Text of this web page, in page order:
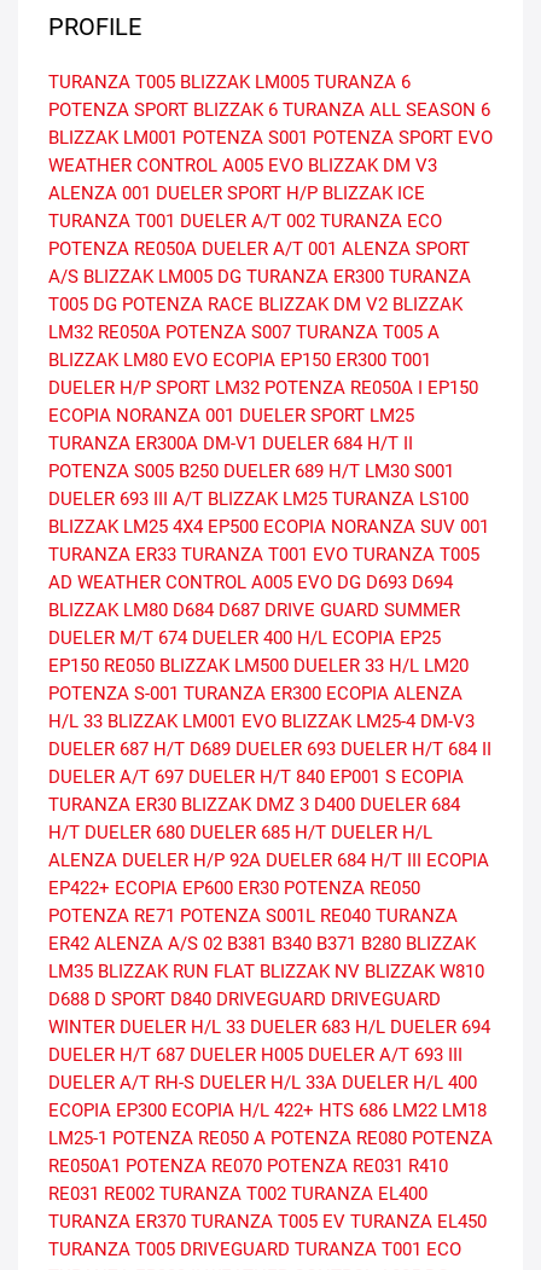
PROFILE
TURANZA T005 BLIZZAK LM005 TURANZA 6
POTENZA SPORT BLIZZAK 6 TURANZA ALL SEASON 6
BLIZZAK LM001 POTENZA S001 POTENZA SPORT EVO
WEATHER CONTROL A005 EVO BLIZZAK DM V3
ALENZA 001 DUELER SPORT H/P BLIZZAK ICE
TURANZA T001 DUELER A/T 002 TURANZA ECO
POTENZA RE050A DUELER A/T 001 ALENZA SPORT
A/S BLIZZAK LM005 DG TURANZA ER300 TURANZA
T005 DG POTENZA RACE BLIZZAK DM V2 BLIZZAK
LM32 RE050A POTENZA S007 TURANZA T005 A
BLIZZAK LM80 EVO ECOPIA EP150 ER300 T001
DUELER H/P SPORT LM32 POTENZA RE050A I EP150
ECOPIA NORANZA 001 DUELER SPORT LM25
TURANZA ER300A DM-V1 DUELER 684 H/T II
POTENZA S005 B250 DUELER 689 H/T LM30 S001
DUELER 693 III A/T BLIZZAK LM25 TURANZA LS100
BLIZZAK LM25 4X4 EP500 ECOPIA NORANZA SUV 001
TURANZA ER33 TURANZA T001 EVO TURANZA T005
AD WEATHER CONTROL A005 EVO DG D693 D694
BLIZZAK LM80 D684 D687 DRIVE GUARD SUMMER
DUELER M/T 674 DUELER 400 H/L ECOPIA EP25
EP150 RE050 BLIZZAK LM500 DUELER 33 H/L LM20
POTENZA S-001 TURANZA ER300 ECOPIA ALENZA
H/L 33 BLIZZAK LM001 EVO BLIZZAK LM25-4 DM-V3
DUELER 687 H/T D689 DUELER 693 DUELER H/T 684 II
DUELER A/T 697 DUELER H/T 840 EP001 S ECOPIA
TURANZA ER30 BLIZZAK DMZ 3 D400 DUELER 684
H/T DUELER 680 DUELER 685 H/T DUELER H/L
ALENZA DUELER H/P 92A DUELER 684 H/T III ECOPIA
EP422+ ECOPIA EP600 ER30 POTENZA RE050
POTENZA RE71 POTENZA S001L RE040 TURANZA
ER42 ALENZA A/S 02 B381 B340 B371 B280 BLIZZAK
LM35 BLIZZAK RUN FLAT BLIZZAK NV BLIZZAK W810
D688 D SPORT D840 DRIVEGUARD DRIVEGUARD
WINTER DUELER H/L 33 DUELER 683 H/L DUELER 694
DUELER H/T 687 DUELER H005 DUELER A/T 693 III
DUELER A/T RH-S DUELER H/L 33A DUELER H/L 400
ECOPIA EP300 ECOPIA H/L 422+ HTS 686 LM22 LM18
LM25-1 POTENZA RE050 A POTENZA RE080 POTENZA
RE050A1 POTENZA RE070 POTENZA RE031 R410
RE031 RE002 TURANZA T002 TURANZA EL400
TURANZA ER370 TURANZA T005 EV TURANZA EL450
TURANZA T005 DRIVEGUARD TURANZA T001 ECO